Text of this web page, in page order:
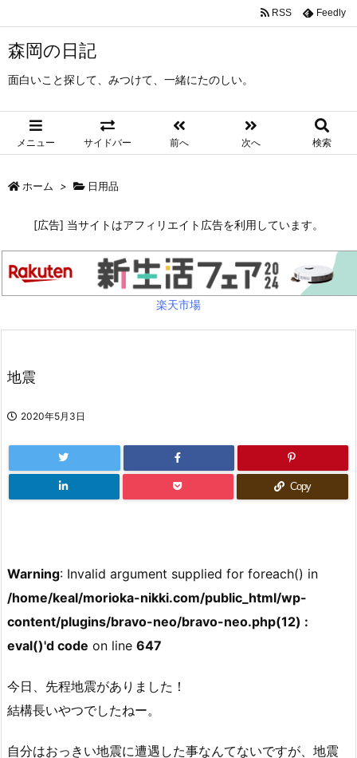
森岡の日記
面白いこと探して、みつけて、一緒にたのしい。
メニュー サイドバー 前へ 次へ 検索
RSS Feedly
ホーム > 日用品
[広告] 当サイトはアフィリエイト広告を利用しています。
楽天市場
地震
2020年5月3日
Copy
Warning: Invalid argument supplied for foreach() in
/home/keal/morioka-nikki.com/public_html/wp-
content/plugins/bravo-neo/bravo-neo.php(12) :
eval()'d code on line 647
今日、先程地震がありました！
結構長いやつでしたねー。
自分はおっきい地震に遭遇した事なんてないですが、地震